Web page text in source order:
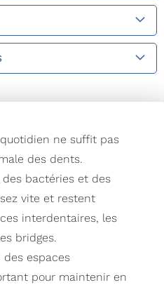
ne suffit pas
des dents.
bactéries et des
vite et restent
interdentaires, les
bridges.
des espaces
pour maintenir en